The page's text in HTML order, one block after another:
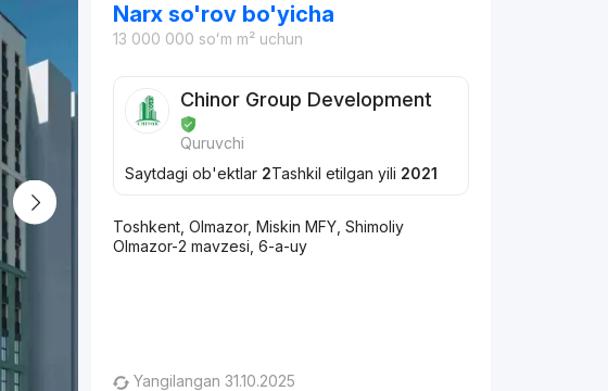
Narx so'rov bo'yicha
13 000 000 soʻm m² uchun
Chinor Group Development
Quruvchi
Saytdagi ob'ektlar 2Tashkil etilgan yili 2021
Toshkent, Olmazor, Miskin MFY, Shimoliy
Olmazor-2 mavzesi, 6-a-uy
Yangilangan 31.10.2025